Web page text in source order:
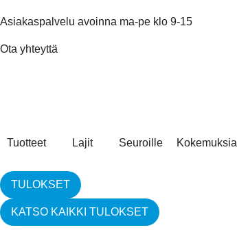
Asiakaspalvelu avoinna ma-pe klo 9-15
Ota yhteyttä
Tuotteet Lajit Seuroille Kokemuksia
TULOKSET
KATSO KAIKKI TULOKSET